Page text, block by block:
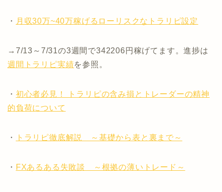
・ 月収30万~40万稼げるローリスクなトラリピ設定
→7/13～7/31の3週間で342206円稼げてます。進捗は
週間トラリピ実績を参照。
・ 初心者必見！ トラリピの含み損とトレーダーの精神
的負荷について
・ トラリピ徹底解説 ～基礎から表と裏まで～
・ FXあるある失敗談 ～根拠の薄いトレード～